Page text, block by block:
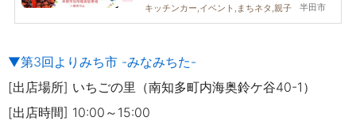
半田市
キッチンカー,イベント,まちネタ,親子
▼第3回よりみち市 -みなみちた-
[出店場所] いちごの里（南知多町内海奥鈴ケ谷40-1）
[出店時間] 10:00～15:00